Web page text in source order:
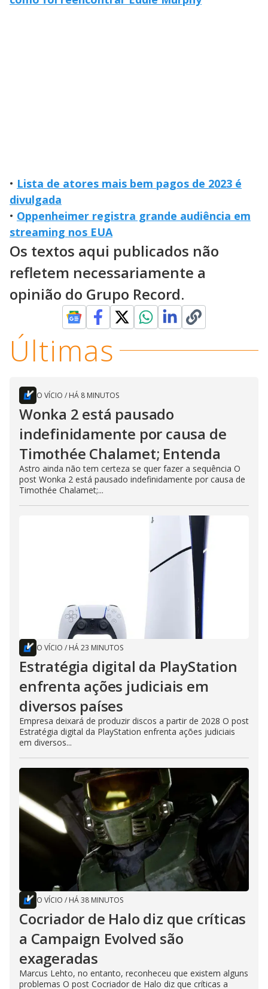
• Lista de atores mais bem pagos de 2023 é
divulgada
• Oppenheimer registra grande audiência em
streaming nos EUA
Os textos aqui publicados não
refletem necessariamente a
opinião do Grupo Record.
Últimas
O VÍCIO / HÁ 8 MINUTOS
Wonka 2 está pausado
indefinidamente por causa de
Timothée Chalamet; Entenda
Astro ainda não tem certeza se quer fazer a sequência O
post Wonka 2 está pausado indefinidamente por causa de
Timothée Chalamet;...
O VÍCIO / HÁ 23 MINUTOS
Estratégia digital da PlayStation
enfrenta ações judiciais em
diversos países
Empresa deixará de produzir discos a partir de 2028 O post
Estratégia digital da PlayStation enfrenta ações judiciais
em diversos...
O VÍCIO / HÁ 38 MINUTOS
Cocriador de Halo diz que críticas
a Campaign Evolved são
exageradas
Marcus Lehto, no entanto, reconheceu que existem alguns
problemas O post Cocriador de Halo diz que críticas a